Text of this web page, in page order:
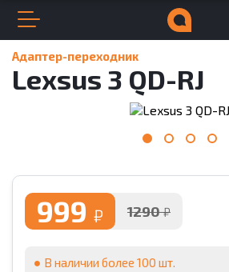
Открыть меню
Поиск по сайту
Всплывающее меню
Навигация по сайту
ДЛЯ БИЗНЕСА
Закрыть меню
Адаптер-переходник
Lexsus 3 QD-RJ
999 ₽ 1290₽
В наличии более 100 шт.